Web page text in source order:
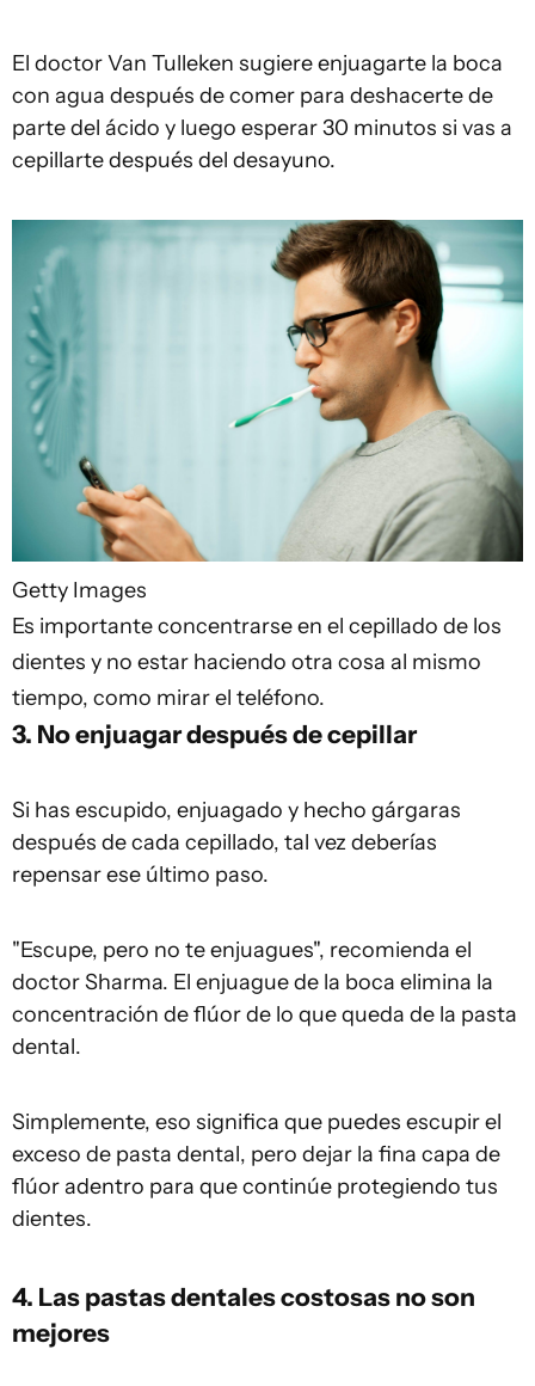
El doctor Van Tulleken sugiere enjuagarte la boca
con agua después de comer para deshacerte de
parte del ácido y luego esperar 30 minutos si vas a
cepillarte después del desayuno.
Getty Images
Es importante concentrarse en el cepillado de los
dientes y no estar haciendo otra cosa al mismo
tiempo, como mirar el teléfono.
3. No enjuagar después de cepillar
Si has escupido, enjuagado y hecho gárgaras
después de cada cepillado, tal vez deberías
repensar ese último paso.
"Escupe, pero no te enjuagues", recomienda el
doctor Sharma. El enjuague de la boca elimina la
concentración de flúor de lo que queda de la pasta
dental.
Simplemente, eso significa que puedes escupir el
exceso de pasta dental, pero dejar la fina capa de
flúor adentro para que continúe protegiendo tus
dientes.
4. Las pastas dentales costosas no son
mejores